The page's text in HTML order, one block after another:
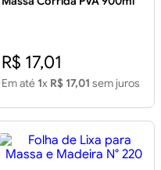
R$ 17,01
Em até 1x R$ 17,01 sem juros